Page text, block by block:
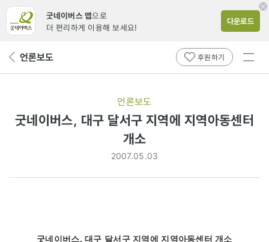
굿네이버스 앱으로
더 편리하게 이용해 보세요!
다운로드
뒤 언론보도 후원하기
전체
언론보도
굿네이버스, 대구 달서구 지역에 지역아동센터
개소
2007.05.03
굿네이버스, 대구 달서구 지역에 지역아동센터 개소